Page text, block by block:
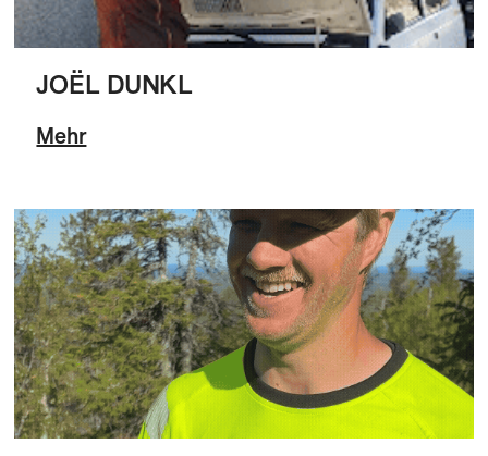
JOËL DUNKL
Mehr